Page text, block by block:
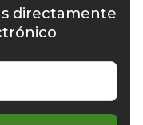
directamente